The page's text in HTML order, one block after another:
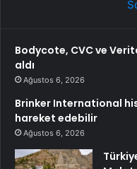
Bodycote, CVC ve
aldı
Ağustos 6, 2026
Brinker International
hareket edebilir
Ağustos 6, 2026